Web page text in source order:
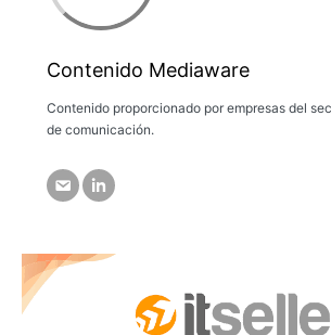
Contenido Mediaware
Contenido proporcionado por empresas del
de comunicación.